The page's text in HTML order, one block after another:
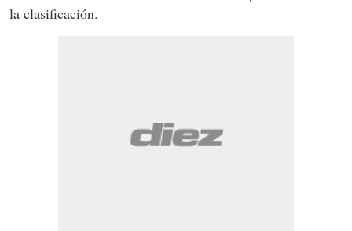
la clasificación.